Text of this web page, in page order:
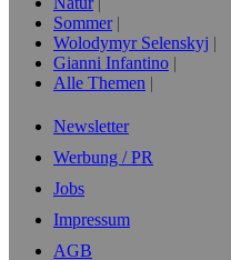
Sommer
Wolodymyr Selenskyj
Gianni Infantino
Alle Themen
Newsletter
Werbung / PR
Jobs
Impressum
AGB